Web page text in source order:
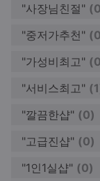
"사장님친절"
"중저가추천"
"가성비최고"
"서비스최고"
"깔끔한샵" (0)
"고급진샵" (0)
"1인1실샵" (0)